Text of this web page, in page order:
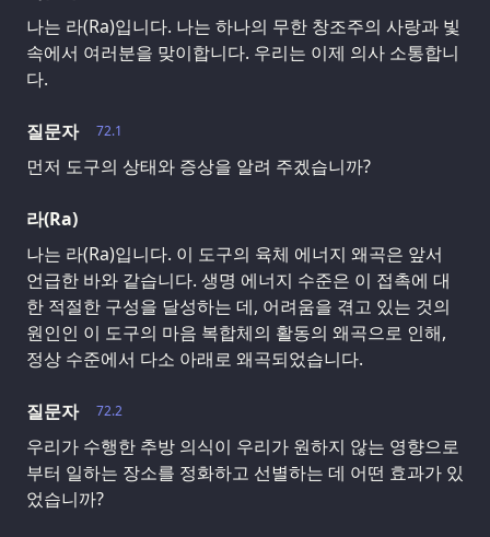
나는 라(Ra)입니다. 나는 하나의 무한 창조주의 사랑과 빛
속에서 여러분을 맞이합니다. 우리는 이제 의사 소통합니
다.
72.1
질문자
먼저 도구의 상태와 증상을 알려 주겠습니까?
라(Ra)
나는 라(Ra)입니다. 이 도구의 육체 에너지 왜곡은 앞서
언급한 바와 같습니다. 생명 에너지 수준은 이 접촉에 대
한 적절한 구성을 달성하는 데, 어려움을 겪고 있는 것의
원인인 이 도구의 마음 복합체의 활동의 왜곡으로 인해,
정상 수준에서 다소 아래로 왜곡되었습니다.
72.2
질문자
우리가 수행한 추방 의식이 우리가 원하지 않는 영향으로
부터 일하는 장소를 정화하고 선별하는 데 어떤 효과가 있
었습니까?